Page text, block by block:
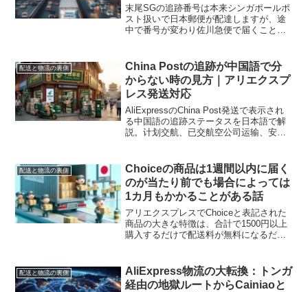
末尾SGの追跡番号は本来シンガポールポ
スト扱いで日本郵便が配達しますが、途
中で番号が変わり佐川急便で届くことが
マートクラブ登録が唯一の手掛かりにな
ります。
配送と物流の裏側
China Postの追跡が中国語で分
からない時の見方｜アリエクスプ
レス発送対応
AliExpressのChina Post発送で表示され
る中国語の追跡ステータスを日本語で解
説。计划交航、已交航空公司运输、安检
配送と物流の裏側
Choiceの商品は1週間以内に届く
のが当たり前でも場合によっては
1カ月もかかることがある話
アリエクスプレスでChoiceと表記された
商品の大きな特徴は、合計で1500円以上
購入するだけで配送料が無料になるだけ
ります。現在のアリエクスプレスでは、
Choice...
配送と物流の裏側
AliExpress物流の大転換：トンガ
経由の地獄ルートからCainiaoと